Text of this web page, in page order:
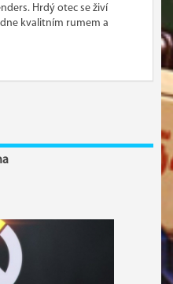
Hrdý otec se živí
kvalitním rumem a